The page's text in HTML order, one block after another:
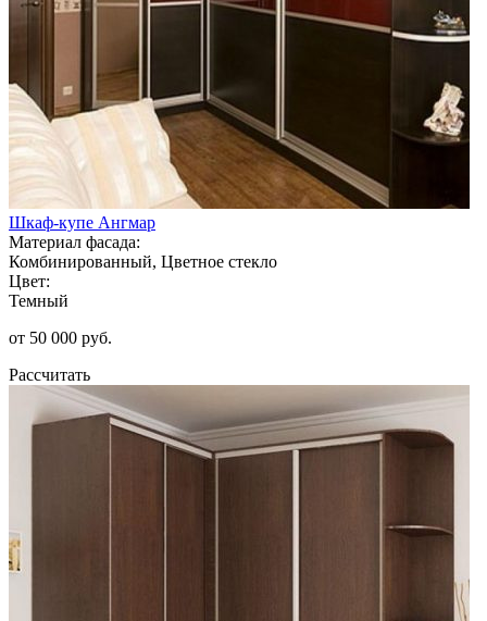
Шкаф-купе Ангмар
Материал фасада:
Комбинированный, Цветное стекло
Цвет:
Темный
от 50 000 руб.
Рассчитать